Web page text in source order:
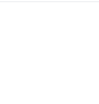
Ein Hotelzimmer mit großem